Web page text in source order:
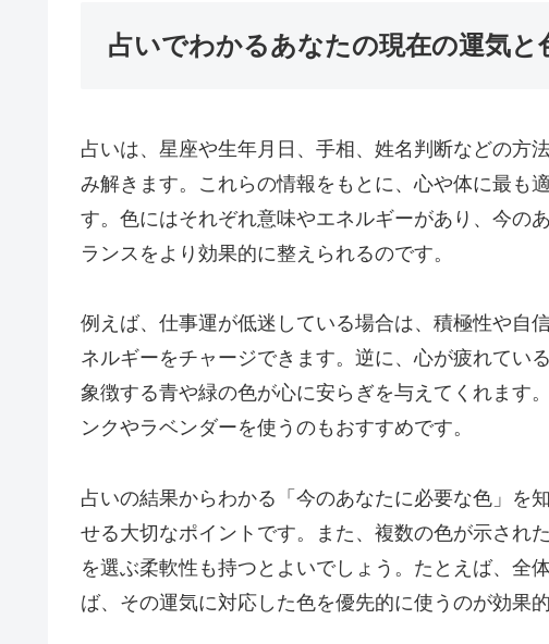
占いでわかるあなたの現在の運気と
占いは、星座や生年月日、手相、姓名判断などの方
み解きます。これらの情報をもとに、心や体に最も
す。色にはそれぞれ意味やエネルギーがあり、今の
ランスをより効果的に整えられるのです。
例えば、仕事運が低迷している場合は、積極性や自
ネルギーをチャージできます。逆に、心が疲れてい
象徴する青や緑の色が心に安らぎを与えてくれます
ンクやラベンダーを使うのもおすすめです。
占いの結果からわかる「今のあなたに必要な色」を
せる大切なポイントです。また、複数の色が示され
を選ぶ柔軟性も持つとよいでしょう。たとえば、全
ば、その運気に対応した色を優先的に使うのが効果的